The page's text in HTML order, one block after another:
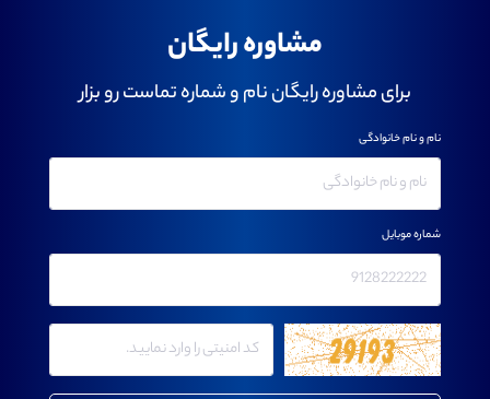
مشاوره رایگان
برای مشاوره رایگان نام و شماره تماست رو بزار
نام و نام خانوادگی
شماره موبایل